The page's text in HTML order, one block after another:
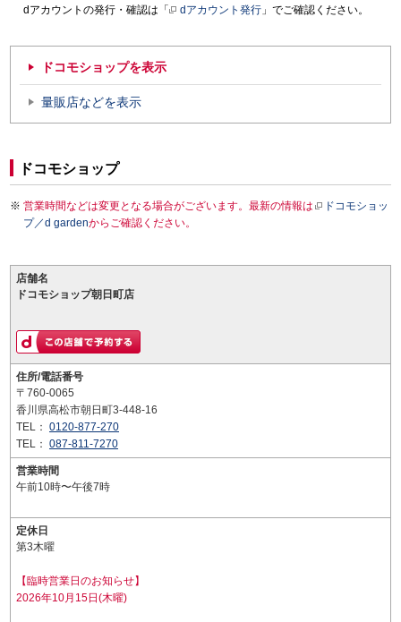
dアカウントの発行・確認は「
dアカウント発行 」でご確認ください。
ドコモショップを表示
量販店などを表示
ドコモショップ
営業時間などは変更となる場合がございます。最新の情報は
ドコモショッ
プ／d gardenからご確認ください。
店舗名
ドコモショップ朝日町店
住所/電話番号
〒760-0065
香川県高松市朝日町3-448-16
TEL： 0120-877-270
TEL： 087-811-7270
営業時間
午前10時〜午後7時
定休日
第3木曜
【臨時営業日のお知らせ】
2026年10月15日(木曜)